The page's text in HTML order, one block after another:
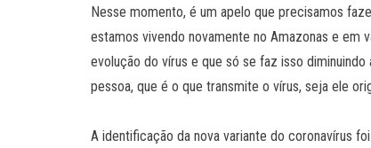
Nesse momento, é um apelo que precisamos
estamos vivendo novamente no Amazonas e em
evolução do vírus e que só se faz isso
pessoa, que é o que transmite o vírus, seja ele
A identificação da nova variante do coronavírus